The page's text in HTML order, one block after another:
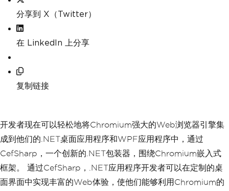
分享到 X（Twitter）
在 LinkedIn 上分享
复制链接
开发者现在可以轻松地将Chromium强大的Web浏览器引擎集
成到他们的.NET桌面应用程序和WPF应用程序中，通过
CefSharp，一个创新的.NET包装器，围绕Chromium嵌入式
框架。 通过CefSharp，.NET应用程序开发者可以在定制的桌
面界面中实现丰富的Web体验，使他们能够利用Chromium的